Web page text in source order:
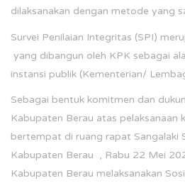
dilaksanakan dengan metode yang
Survei Penilaian Integritas (SPI)
yang dibangun oleh KPK sebagai
instansi publik (Kementerian/
Sebagai bentuk komitmen dan
Kabupaten Berau atas pelaksanaan
bertempat di ruang rapat Sangalaki
Kabupaten Berau , Rabu 22 Mei
Kabupaten Berau melaksanakan